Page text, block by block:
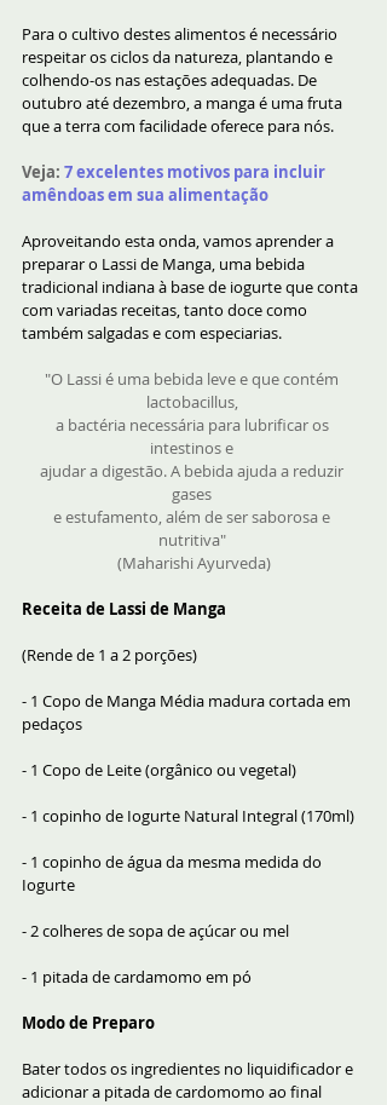
Para o cultivo destes alimentos é necessário
respeitar os ciclos da natureza, plantando e
colhendo-os nas estações adequadas. De
outubro até dezembro, a manga é uma fruta
que a terra com facilidade oferece para nós.
Veja: 7 excelentes motivos para incluir
amêndoas em sua alimentação
Aproveitando esta onda, vamos aprender a
preparar o Lassi de Manga, uma bebida
tradicional indiana à base de iogurte que conta
com variadas receitas, tanto doce como
também salgadas e com especiarias.
"O Lassi é uma bebida leve e que contém
lactobacillus,
a bactéria necessária para lubrificar os
intestinos e
ajudar a digestão. A bebida ajuda a reduzir
gases
e estufamento, além de ser saborosa e
nutritiva"
(Maharishi Ayurveda)
Receita de Lassi de Manga
(Rende de 1 a 2 porções)
- 1 Copo de Manga Média madura cortada em
pedaços
- 1 Copo de Leite (orgânico ou vegetal)
- 1 copinho de Iogurte Natural Integral (170ml)
- 1 copinho de água da mesma medida do
Iogurte
- 2 colheres de sopa de açúcar ou mel
- 1 pitada de cardamomo em pó
Modo de Preparo
Bater todos os ingredientes no liquidificador e
adicionar a pitada de cardomomo ao final